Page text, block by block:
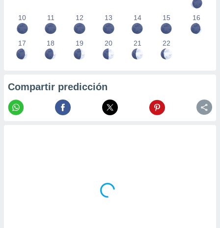
10 11 12 13 14 15 16
17 18 19 20 21 22
Compartir predicción